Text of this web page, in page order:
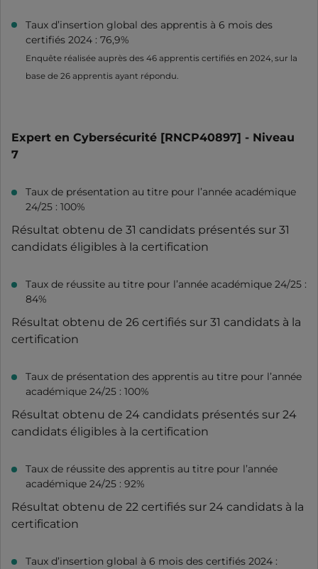
Taux d’insertion global des apprentis à 6 mois des
certifiés 2024 : 76,9%
Enquête réalisée auprès des 46 apprentis certifiés en 2024, sur la
base de 26 apprentis ayant répondu.
Expert en Cybersécurité [RNCP40897] - Niveau
7
Taux de présentation au titre pour l’année académique
24/25 : 100%
Résultat obtenu de 31 candidats présentés sur 31
candidats éligibles à la certification
Taux de réussite au titre pour l’année académique 24/25 :
84%
Résultat obtenu de 26 certifiés sur 31 candidats à la
certification
Taux de présentation des apprentis au titre pour l’année
académique 24/25 : 100%
Résultat obtenu de 24 candidats présentés sur 24
candidats éligibles à la certification
Taux de réussite des apprentis au titre pour l’année
académique 24/25 : 92%
Résultat obtenu de 22 certifiés sur 24 candidats à la
certification
Taux d’insertion global à 6 mois des certifiés 2024 :